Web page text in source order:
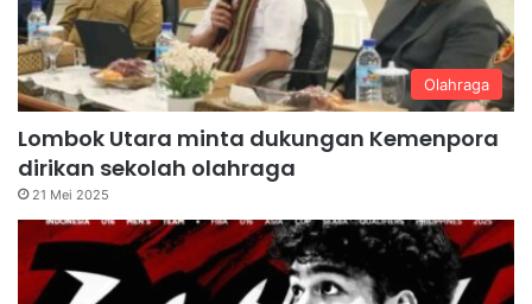
Olahraga
Lombok Utara minta dukungan Kemenpora
dirikan sekolah olahraga
21 Mei 2025